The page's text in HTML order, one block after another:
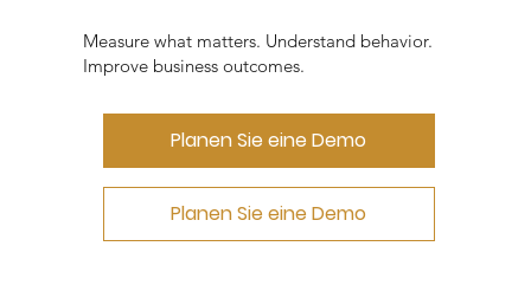
Measure what matters. Understand behavior.
Improve business outcomes.
Planen Sie eine Demo
Planen Sie eine Demo